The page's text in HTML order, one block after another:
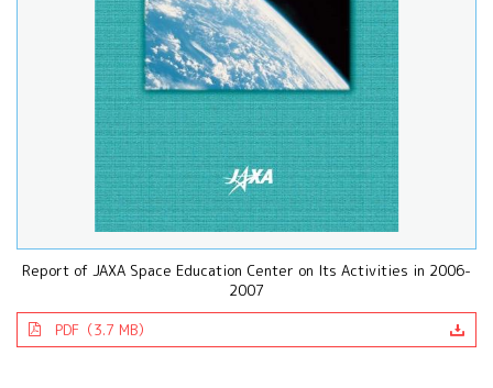
Report of JAXA Space Education Center on Its Activities in 2006-
2007
PDF（3.7 MB）